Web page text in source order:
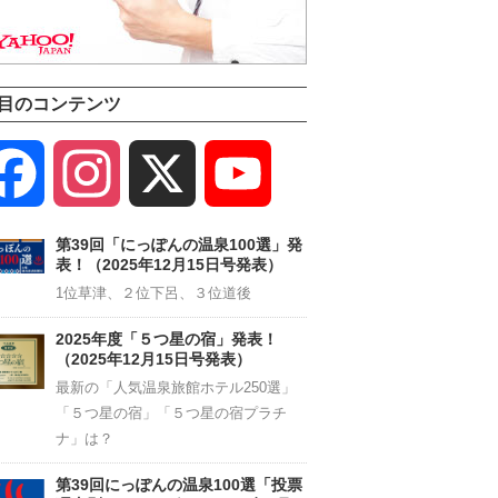
のコンテンツ
Facebook Instagram
Channel
第39回「にっぽんの温泉100選」発
表！（2025年12月15日号発表）
1位草津、２位下呂、３位道後
2025年度「５つ星の宿」発表！
（2025年12月15日号発表）
最新の「人気温泉旅館ホテル250選」
「５つ星の宿」「５つ星の宿プラチ
ナ」は？
第39回にっぽんの温泉100選「投票